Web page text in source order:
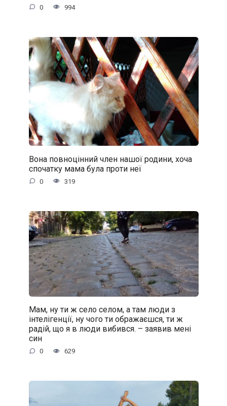
0 994
Вона повноцінний член нашої родини, хоча
спочатку мама була проти неї
0 319
Мам, ну ти ж село селом, а там люди з
інтелігенції, ну чого ти ображаєшся, ти ж
радій, що я в люди вибився. – заявив мені
син
0 629